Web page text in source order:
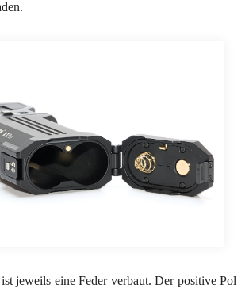
jeweils eine Feder verbaut. Der positive Pol